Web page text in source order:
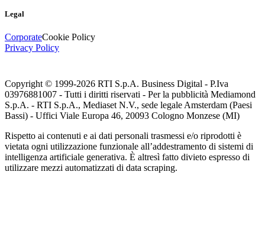
Legal
CorporateCookie Policy
Privacy Policy
Copyright © 1999-2026 RTI S.p.A. Business Digital - P.Iva
03976881007 - Tutti i diritti riservati - Per la pubblicità Mediamond
S.p.A. - RTI S.p.A., Mediaset N.V., sede legale Amsterdam (Paesi
Bassi) - Uffici Viale Europa 46, 20093 Cologno Monzese (MI)
Rispetto ai contenuti e ai dati personali trasmessi e/o riprodotti è
vietata ogni utilizzazione funzionale all’addestramento di sistemi di
intelligenza artificiale generativa. È altresì fatto divieto espresso di
utilizzare mezzi automatizzati di data scraping.